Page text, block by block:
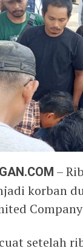
–
korban
setelah